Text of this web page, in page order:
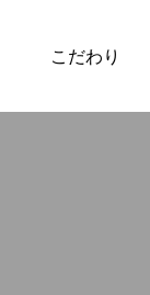
こだわり